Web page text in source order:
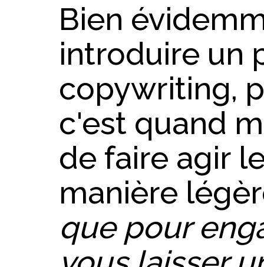
Bien
introduire un
copywriting,
c'est quand
de faire agir
manière
que pour